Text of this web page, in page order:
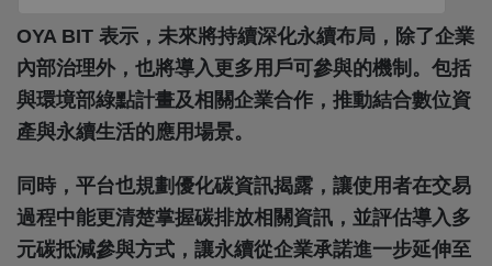
OYA BIT 表示，未來將持續深化永續布局，除了企業
內部治理外，也將導入更多用戶可參與的機制。包括
與環境部綠點計畫及相關企業合作，推動結合數位資
產與永續生活的應用場景。
同時，平台也規劃優化碳資訊揭露，讓使用者在交易
過程中能更清楚掌握碳排放相關資訊，並評估導入多
元碳抵減參與方式，讓永續從企業承諾進一步延伸至